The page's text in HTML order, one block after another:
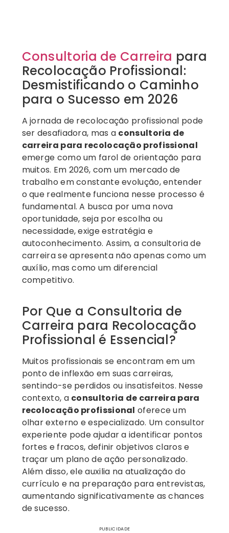
Consultoria de Carreira para
Recolocação Profissional:
Desmistificando o Caminho
para o Sucesso em 2026
A jornada de recolocação profissional pode
ser desafiadora, mas a consultoria de
carreira para recolocação profissional
emerge como um farol de orientação para
muitos. Em 2026, com um mercado de
trabalho em constante evolução, entender
o que realmente funciona nesse processo é
fundamental. A busca por uma nova
oportunidade, seja por escolha ou
necessidade, exige estratégia e
autoconhecimento. Assim, a consultoria de
carreira se apresenta não apenas como um
auxílio, mas como um diferencial
competitivo.
Por Que a Consultoria de
Carreira para Recolocação
Profissional é Essencial?
Muitos profissionais se encontram em um
ponto de inflexão em suas carreiras,
sentindo-se perdidos ou insatisfeitos. Nesse
contexto, a consultoria de carreira para
recolocação profissional oferece um
olhar externo e especializado. Um consultor
experiente pode ajudar a identificar pontos
fortes e fracos, definir objetivos claros e
traçar um plano de ação personalizado.
Além disso, ele auxilia na atualização do
currículo e na preparação para entrevistas,
aumentando significativamente as chances
de sucesso.
PUBLICIDADE